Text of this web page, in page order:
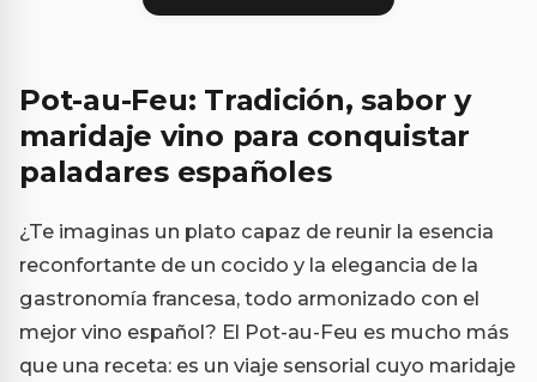
Pot-au-Feu: Tradición, sabor y
maridaje vino para conquistar
paladares españoles
¿Te imaginas un plato capaz de reunir la esencia
reconfortante de un cocido y la elegancia de la
gastronomía francesa, todo armonizado con el
mejor vino español? El Pot-au-Feu es mucho más
que una receta: es un viaje sensorial cuyo maridaje